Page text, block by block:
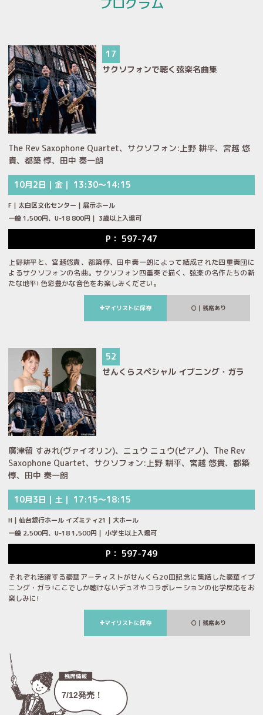
17
サクソフォンで聴く弦楽名曲集
The Rev Saxophone Quartet、サクソフォン:上野 耕平、宮越 悠
貴、都築 惇、田中 奏一朗
10月2日｜金｜ 13:30～14:15
F｜太白区文化センター｜展示ホール
一般 1,500円、U-18 800円｜ 3歳以上入場可
P： 597-747
上野耕平と、宮越悠貴、都築惇、田中奏一朗によって結成された四重奏団に
よるサクソフォンの名曲。サクソフォン四重奏で描く、弦楽の名作たちの新
たな地平! 色彩豊かな音色をお楽しみください。
マイリストに保存 ｜残席あり
52
せんくらスペシャル イブニング・ガラ
廣津留 すみれ(ヴァイオリン)、ニュウ ニュウ(ピアノ)、The Rev
Saxophone Quartet、サクソフォン:上野 耕平、宮越 悠貴、都築
惇、田中 奏一朗
10月3日｜土｜ 17:15～18:15
H｜仙台銀行ホール イズミティ21｜大ホール
一般 2,500円、U-18 1,500円｜ 小学生以上入場可
P： 597-749
それぞれ活躍する豪華アーティストがせんくら20回記念に集結した豪華イブ
ニング・ガラ!ここでしか聴けないデュオやコラボレーションの化学反応をお
楽しみに!
マイリストに保存 ｜残席あり
7/12発売！